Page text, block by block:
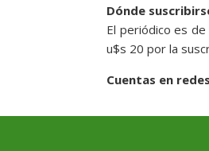
Dónde
El periódico es
u$s 20 por la
Cuentas en